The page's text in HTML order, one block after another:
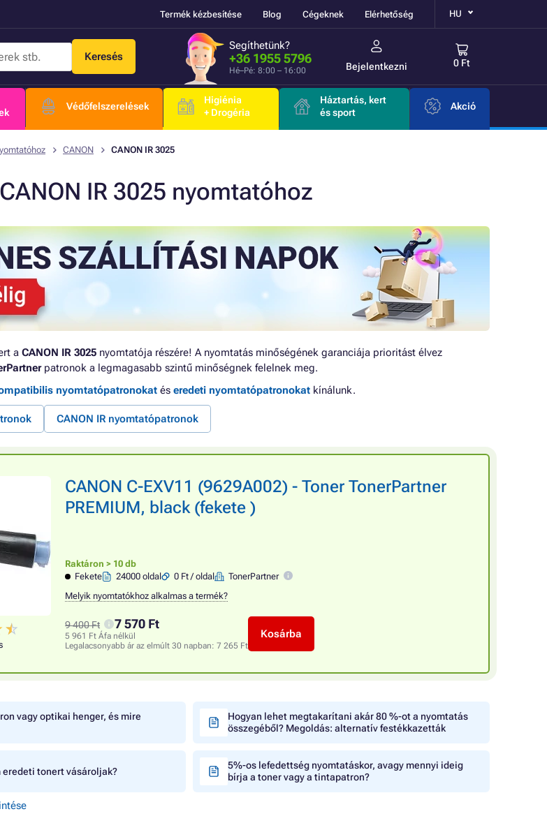
Termék kézbesítése Blog Cégeknek Elérhetőség HU
Keresés
Segíthetünk?
+36 1955 5796
Hé–Pé: 8:00 – 16:00 Bejelentkezni 0 Ft
Védőfelszerelések
Higiénia
+ Drogéria
Háztartás, kert
és sport
Akció
CANON CANON IR 3025
IR 3025 nyomtatóhoz
a CANON IR 3025 nyomtatója részére! A nyomtatás minőségének garanciája prioritást élvez
patronok a legmagasabb szintű minőségnek felelnek meg.
nyomtatópatronokat és eredeti nyomtatópatronokat kínálunk.
CANON IR nyomtatópatronok
CANON C-EXV11 (9629A002) - Toner TonerPartner
PREMIUM, black (fekete )
Raktáron > 10 db
Fekete
24000 oldal 0 Ft / oldal
TonerPartner
Melyik nyomtatókhoz alkalmas a termék?
9 400 Ft 7 570 Ft
5 961 Ft Áfa nélkül
Legalacsonyabb ár az elmúlt 30 napban: 7 265 Ft
Kosárba
vagy optikai henger, és mire
Hogyan lehet megtakarítani akár 80 %-ot a nyomtatás
összegéből? Megoldás: alternatív festékkazetták
eredeti tonert vásároljak?
5%-os lefedettség nyomtatáskor, avagy mennyi ideig
bírja a toner vagy a tintapatron?